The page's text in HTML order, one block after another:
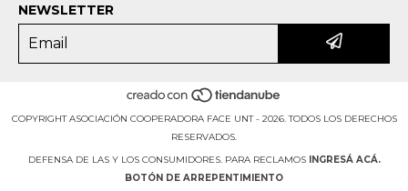
NEWSLETTER
COPYRIGHT ASOCIACIÓN COOPERADORA FACE UNT - 2026. TODOS LOS DERECHOS
RESERVADOS.
DEFENSA DE LAS Y LOS CONSUMIDORES. PARA RECLAMOS
INGRESÁ ACÁ.
BOTÓN DE ARREPENTIMIENTO